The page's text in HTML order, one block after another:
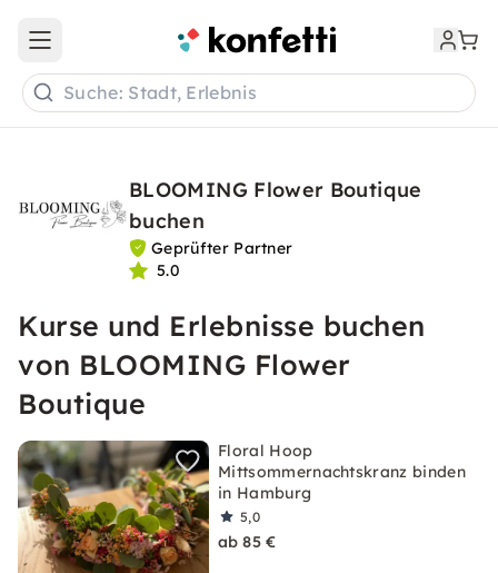
Open main menu
Suche: Stadt, Erlebnis
BLOOMING Flower Boutique
buchen
Geprüfter Partner
5.0
Kurse und Erlebnisse buchen
von BLOOMING Flower
Boutique
Floral Hoop
Mittsommernachtskranz binden
in Hamburg
5,0
ab 85 €